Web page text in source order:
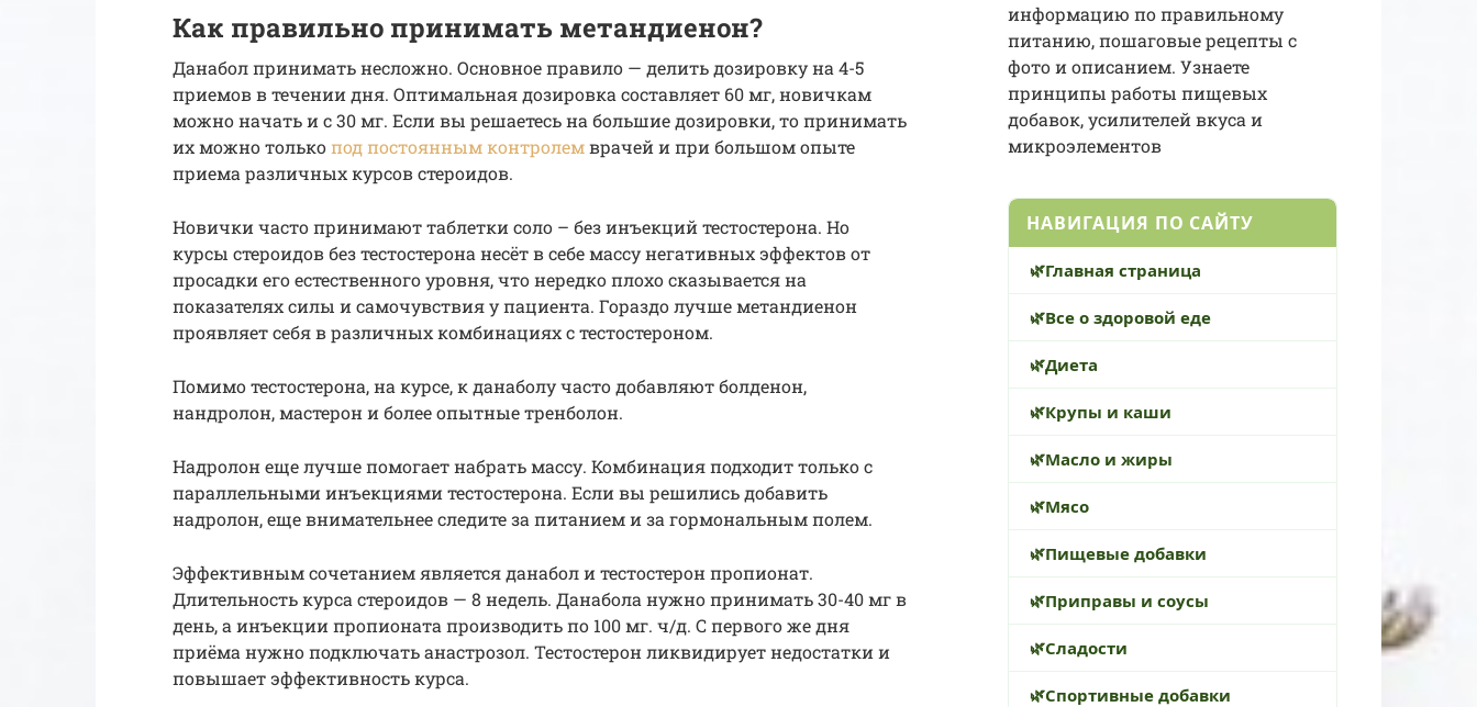
Как правильно принимать метандиенон?
Данабол принимать несложно. Основное правило — делить дозировку на 4-5
приемов в течении дня. Оптимальная дозировка составляет 60 мг, новичкам
можно начать и с 30 мг. Если вы решаетесь на большие дозировки, то принимать
их можно только под постоянным контролемврачей и при большом опыте
приема различных курсов стероидов.
Новички часто принимают таблетки соло – без инъекций тестостерона. Но
курсы стероидов без тестостерона несёт в себе массу негативных эффектов от
просадки его естественного уровня, что нередко плохо сказывается на
показателях силы и самочувствия у пациента. Гораздо лучше метандиенон
проявляет себя в различных комбинациях с тестостероном.
Помимо тестостерона, на курсе, к данаболу часто добавляют болденон,
нандролон, мастерон и более опытные тренболон.
Надролон еще лучше помогает набрать массу. Комбинация подходит только с
параллельными инъекциями тестостерона. Если вы решились добавить
надролон, еще внимательнее следите за питанием и за гормональным полем.
Эффективным сочетанием является данабол и тестостерон пропионат.
Длительность курса стероидов — 8 недель. Данабола нужно принимать 30-40 мг в
день, а инъекции пропионата производить по 100 мг. ч/д. С первого же дня
приёма нужно подключать анастрозол. Тестостерон ликвидирует недостатки и
повышает эффективность курса.
информацию по правильному
питанию, пошаговые рецепты с
фото и описанием. Узнаете
принципы работы пищевых
добавок, усилителей вкуса и
микроэлементов
НАВИГАЦИЯ ПО САЙТУ
Главная страница
Все о здоровой еде
Диета
Крупы и каши
Масло и жиры
Мясо
Пищевые добавки
Приправы и соусы
Сладости
Спортивные добавки